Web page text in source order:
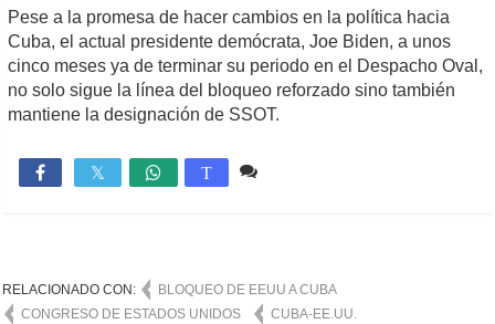
Pese a la promesa de hacer cambios en la política hacia
Cuba, el actual presidente demócrata, Joe Biden, a unos
cinco meses ya de terminar su periodo en el Despacho Oval,
no solo sigue la línea del bloqueo reforzado sino también
mantiene la designación de SSOT.
 T
RELACIONADO CON:
BLOQUEO DE EEUU A CUBA
CONGRESO DE ESTADOS UNIDOS
CUBA-EE.UU.